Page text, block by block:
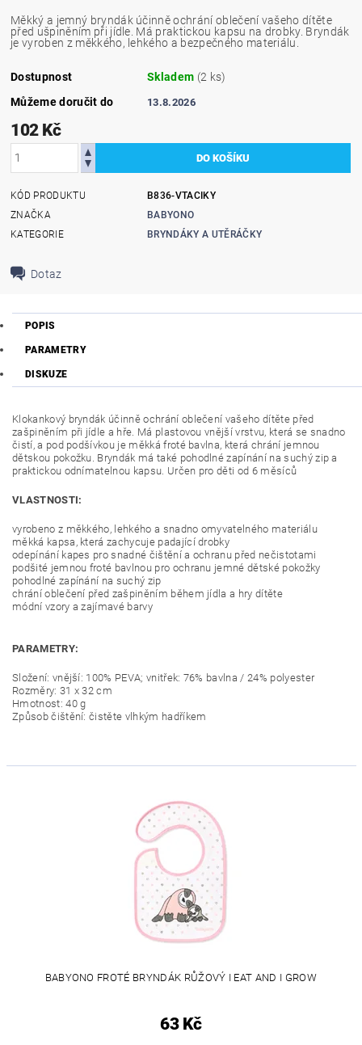
Měkký a jemný bryndák účinně ochrání oblečení vašeho dítěte
před ušpiněním při jídle. Má praktickou kapsu na drobky. Bryndák
je vyroben z měkkého, lehkého a bezpečného materiálu.
Dostupnost Skladem (2 ks)
Můžeme doručit do
13.8.2026
102 Kč
KÓD PRODUKTU
B836-VTACIKY
ZNAČKA
BABYONO
KATEGORIE
BRYNDÁKY A UTĚRÁČKY
Dotaz
POPIS
PARAMETRY
DISKUZE
Klokankový bryndák účinně ochrání oblečení vašeho dítěte před
zašpiněním při jídle a hře. Má plastovou vnější vrstvu, která se snadno
čistí, a pod podšívkou je měkká froté bavlna, která chrání jemnou
dětskou pokožku. Bryndák má také pohodlné zapínání na suchý zip a
praktickou odnímatelnou kapsu. Určen pro děti od 6 měsíců
VLASTNOSTI:
vyrobeno z měkkého, lehkého a snadno omyvatelného materiálu
měkká kapsa, která zachycuje padající drobky
odepínání kapes pro snadné čištění a ochranu před nečistotami
podšité jemnou froté bavlnou pro ochranu jemné dětské pokožky
pohodlné zapínání na suchý zip
chrání oblečení před zašpiněním během jídla a hry dítěte
módní vzory a zajímavé barvy
PARAMETRY:
Složení: vnější: 100% PEVA; vnitřek: 76% bavlna / 24% polyester
Rozměry: 31 x 32 cm
Hmotnost: 40 g
Způsob čištění: čistěte vlhkým hadříkem
BABYONO FROTÉ BRYNDÁK RŮŽOVÝ I EAT AND I GROW
63 Kč